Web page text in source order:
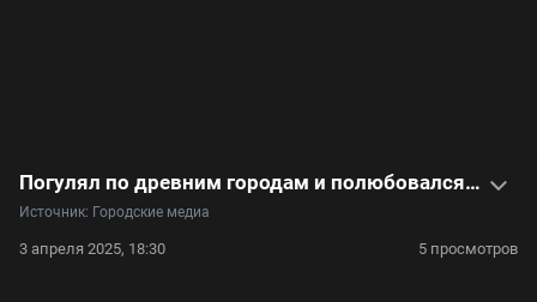
Погулял по древним городам и полюбовался горами: путешественник объехал на машине Среднюю Азию — видео
Источник: Городские медиа
3 апреля 2025, 18:30 5 просмотров